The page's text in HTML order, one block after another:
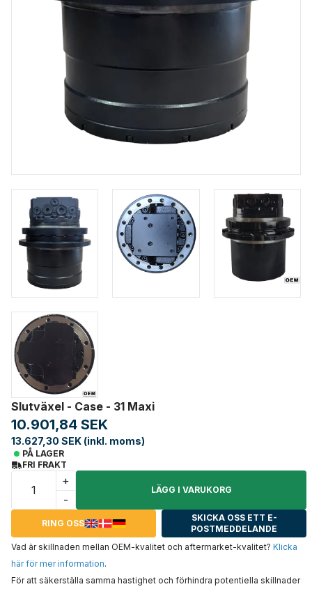
Slutväxel - Case - 31 Maxi
10.901,84 SEK
13.627,30 SEK (inkl. moms)
PÅ LAGER
FRI FRAKT
+
-
LÄGG I VARUKORG
RING OSS
SKICKA OSS ETT E-
POSTMEDDELANDE
Vad är skillnaden mellan OEM-kvalitet och aftermarket-kvalitet? Klicka
här för mer information.
För att säkerställa samma hastighet och förhindra potentiella skillnader